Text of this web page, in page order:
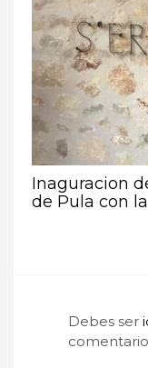
Inaguracion
de Pula con
Debes ser